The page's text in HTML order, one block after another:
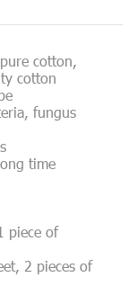
cotton,
cotton
fungus
time
piece of
2 pieces of